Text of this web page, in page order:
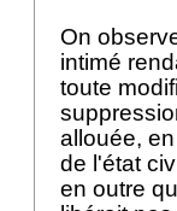
On
intimé
toute
allouée,
de l'état
en outre